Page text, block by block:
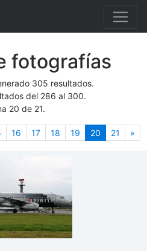
fotografías
305 resultados.
del 286 al 300.
20 de 21.
16 17 18 19 20(actual)
21 »